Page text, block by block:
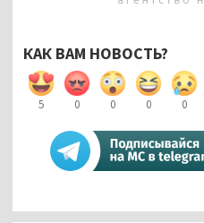
КАК ВАМ НОВОСТЬ?
5 0 0 0 0